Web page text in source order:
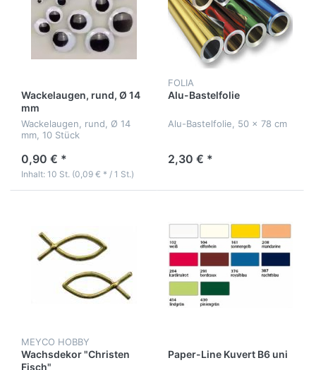
Wackelaugen, rund, Ø 14
mm
Wackelaugen, rund, Ø 14
mm, 10 Stück
0,90 € *
Inhalt: 10 St. (0,09 € * / 1 St.)
FOLIA
Alu-Bastelfolie
Alu-Bastelfolie, 50 x 78 cm
2,30 € *
MEYCO HOBBY
Wachsdekor "Christen
Fisch"
Paper-Line Kuvert B6 uni